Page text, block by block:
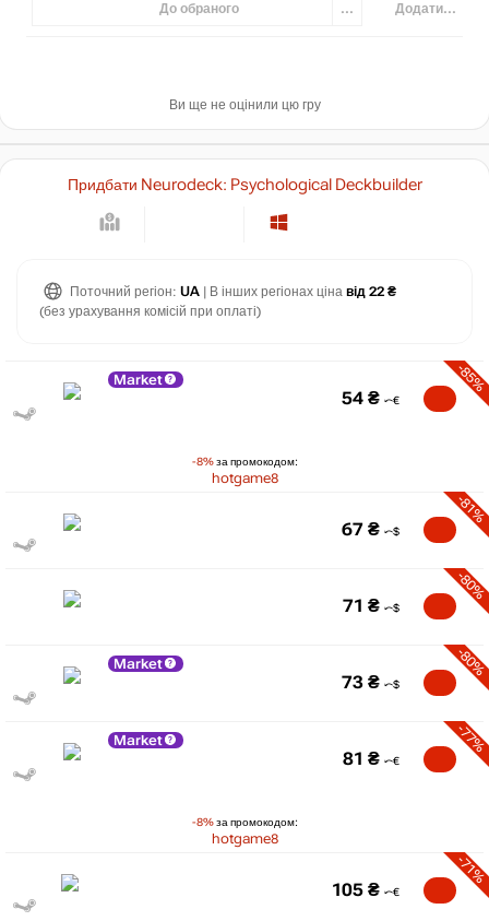
До обраного ... Додати...
Ви ще не оцінили цю гру
Придбати Neurodeck: Psychological Deckbuilder
Поточний регіон: UA | В інших регіонах ціна від 22 ₴
(без урахування комісій при оплаті)
Market
-8%за промокодом:
hotgame8
-85%
54 ₴
-81%
67 ₴
-80%
71 ₴
Market -80%
73 ₴
Market
-8%за промокодом:
hotgame8
-77%
81 ₴
-71%
105 ₴